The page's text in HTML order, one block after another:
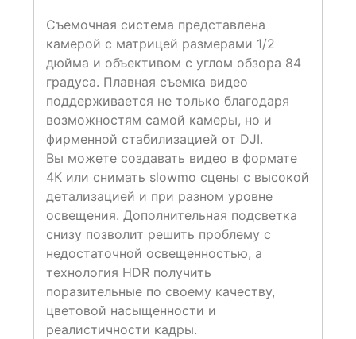
Съемочная система представлена
камерой с матрицей размерами 1/2
дюйма и объективом с углом обзора 84
градуса. Плавная съемка видео
поддерживается не только благодаря
возможностям самой камеры, но и
фирменной стабилизацией от DJI.
Вы можете создавать видео в формате
4К или снимать slowmo сцены с высокой
детализацией и при разном уровне
освещения. Дополнительная подсветка
снизу позволит решить проблему с
недостаточной освещенностью, а
технология HDR получить
поразительные по своему качеству,
цветовой насыщенности и
реалистичности кадры.